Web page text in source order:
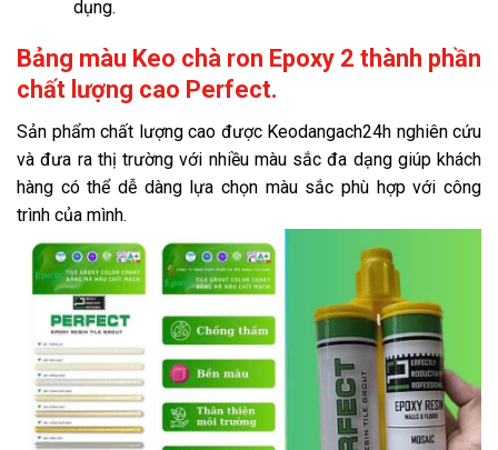
dụng.
Bảng màu Keo chà ron Epoxy 2 thành phần
chất lượng cao Perfect.
Sản phẩm chất lượng cao được Keodangach24h nghiên cứu
và đưa ra thị trường với nhiều màu sắc đa dạng giúp khách
hàng có thể dễ dàng lựa chọn màu sắc phù hợp với công
trình của mình.